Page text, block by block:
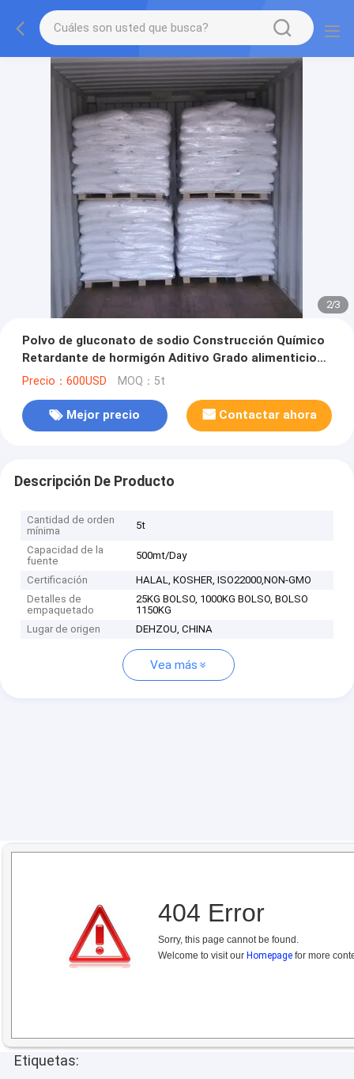
2/3
Polvo de gluconato de sodio Construcción Químico
Retardante de hormigón Aditivo Grado alimenticio
Grado tecnológico
Precio：600USD MOQ：5t
Mejor precio Contactar ahora
Descripción De Producto
Cantidad de orden
mínima
5t
Capacidad de la
fuente
500mt/Day
Certificación
HALAL, KOSHER, ISO22000,NON-GMO
Detalles de
empaquetado
25KG BOLSO, 1000KG BOLSO, BOLSO
1150KG
Lugar de origen
DEHZOU, CHINA
Vea más
404 Error
Sorry, this page cannot be found.
Welcome to visit our Homepage for more
Etiquetas: